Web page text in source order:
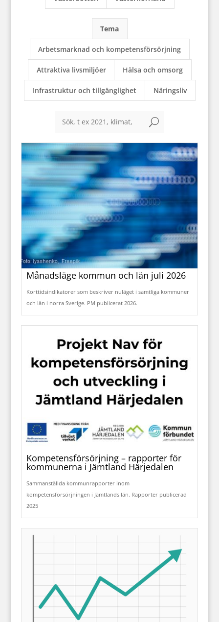
Tema
Arbetsmarknad och kompetensförsörjning
Attraktiva livsmiljöer Hälsa och omsorg
Infrastruktur och tillgänglighet Näringsliv
U
Månadsläge kommun och län juli 2026
Korttidsindikatorer som beskriver nuläget i samtliga kommuner
och län i norra Sverige. PM publicerat 2026.
Kompetensförsörjning – rapporter för
kommunerna i Jämtland Härjedalen
Sammanställda kommunrapporter inom
kompetensförsörjningen i Jämtlands län. Rapporter publicerad
2025